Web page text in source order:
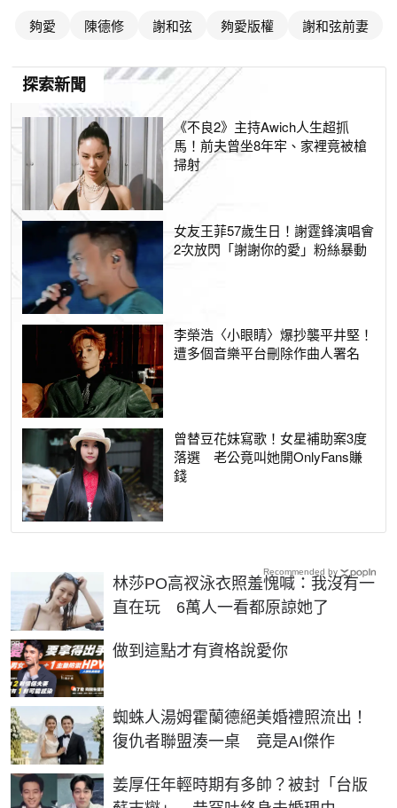
夠愛 陳德修 謝和弦 夠愛版權 謝和弦前妻
探索新聞
《不良2》主持Awich人生超抓
馬！前夫曾坐8年牢、家裡竟被槍
掃射
女友王菲57歲生日！謝霆鋒演唱會
2次放閃「謝謝你的愛」粉絲暴動
李榮浩〈小眼睛〉爆抄襲平井堅！
遭多個音樂平台刪除作曲人署名
曾替豆花妹寫歌！女星補助案3度
落選 老公竟叫她開OnlyFans賺
錢
林莎PO高衩泳衣照羞愧喊：我沒有一
直在玩 6萬人一看都原諒她了
做到這點才有資格說愛你
PR
蜘蛛人湯姆霍蘭德絕美婚禮照流出！
復仇者聯盟湊一桌 竟是AI傑作
姜厚任年輕時期有多帥？被封「台版
Recommended by